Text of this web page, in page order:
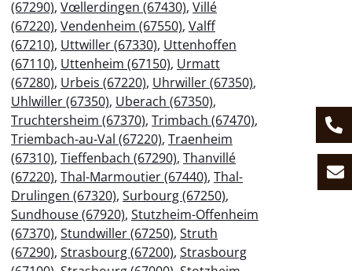
(67290), Vœllerdingen (67430), Villé
(67220), Vendenheim (67550), Valff
(67210), Uttwiller (67330), Uttenhoffen
(67110), Uttenheim (67150), Urmatt
(67280), Urbeis (67220), Uhrwiller (67350),
Uhlwiller (67350), Uberach (67350),
Truchtersheim (67370), Trimbach (67470),
Triembach-au-Val (67220), Traenheim
(67310), Tieffenbach (67290), Thanvillé
(67220), Thal-Marmoutier (67440), Thal-
Drulingen (67320), Surbourg (67250),
Sundhouse (67920), Stutzheim-Offenheim
(67370), Stundwiller (67250), Struth
(67290), Strasbourg (67200), Strasbourg